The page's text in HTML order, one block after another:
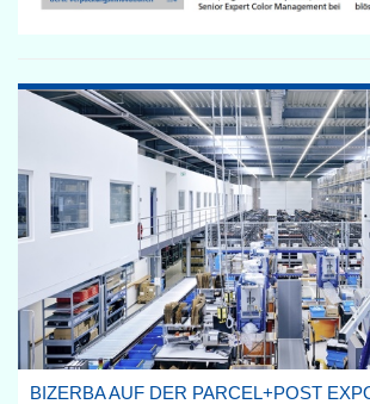
BIZERBA AUF DER PARCEL+POST